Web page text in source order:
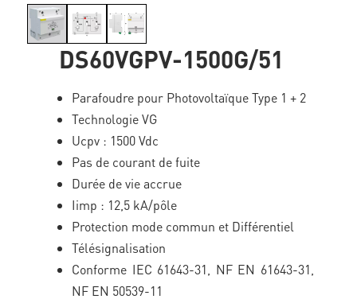
DS60VGPV-1500G/51
Parafoudre pour Photovoltaïque Type 1 + 2
Technologie VG
Ucpv : 1500 Vdc
Pas de courant de fuite
Durée de vie accrue
Iimp : 12,5 kA/pôle
Protection mode commun et Différentiel
Télésignalisation
Conforme IEC 61643-31, NF EN 61643-31,
NF EN 50539-11